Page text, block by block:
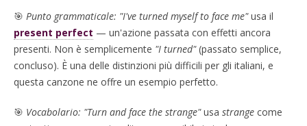
🎯 Punto grammaticale: "I've turned myself to face me"usa il
present perfect — un'azione passata con effetti ancora
presenti. Non è semplicemente "I turned"(passato semplice,
concluso). È una delle distinzioni più difficili per gli italiani, e
questa canzone ne offre un esempio perfetto.
🎯 Vocabolario: "Turn and face the strange"usa strange come